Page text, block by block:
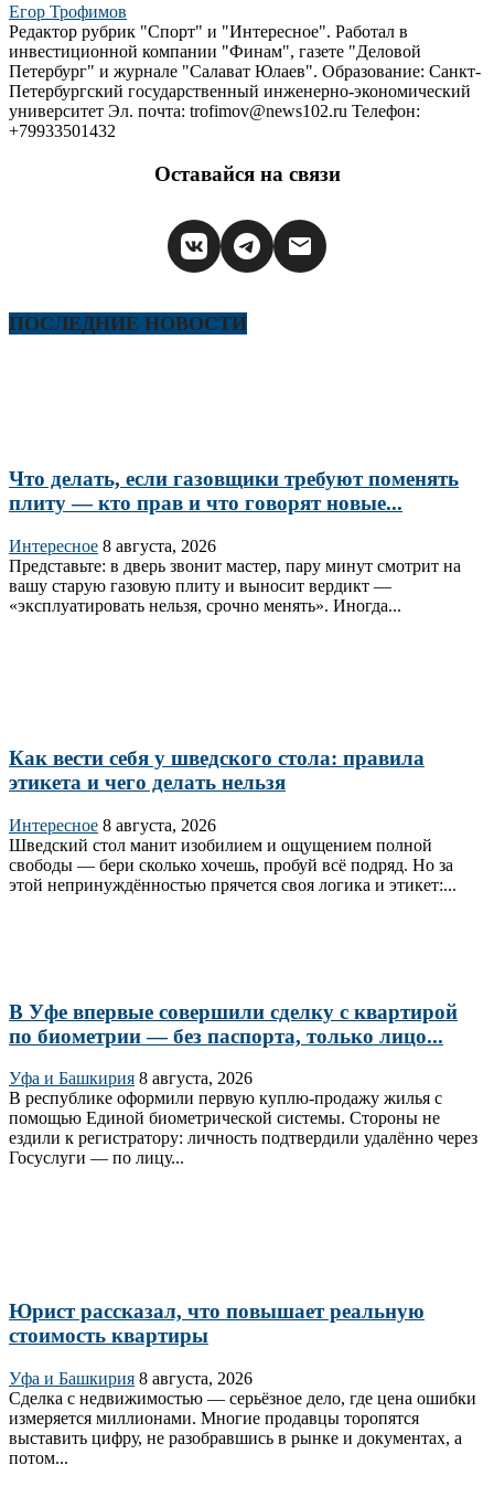
Егор Трофимов
Редактор рубрик "Спорт" и "Интересное". Работал в
инвестиционной компании "Финам", газете "Деловой
Петербург" и журнале "Салават Юлаев". Образование: Санкт-
Петербургский государственный инженерно-экономический
университет Эл. почта: trofimov@news102.ru Телефон:
+79933501432
Оставайся на связи
ПОСЛЕДНИЕ НОВОСТИ
Что делать, если газовщики требуют поменять
плиту — кто прав и что говорят новые...
Интересное 8 августа, 2026
Представьте: в дверь звонит мастер, пару минут смотрит на
вашу старую газовую плиту и выносит вердикт —
«эксплуатировать нельзя, срочно менять». Иногда...
Как вести себя у шведского стола: правила
этикета и чего делать нельзя
Интересное 8 августа, 2026
Шведский стол манит изобилием и ощущением полной
свободы — бери сколько хочешь, пробуй всё подряд. Но за
этой непринуждённостью прячется своя логика и этикет:...
В Уфе впервые совершили сделку с квартирой
по биометрии — без паспорта, только лицо...
Уфа и Башкирия 8 августа, 2026
В республике оформили первую куплю‑продажу жилья с
помощью Единой биометрической системы. Стороны не
ездили к регистратору: личность подтвердили удалённо через
Госуслуги — по лицу...
Юрист рассказал, что повышает реальную
стоимость квартиры
Уфа и Башкирия 8 августа, 2026
Сделка с недвижимостью — серьёзное дело, где цена ошибки
измеряется миллионами. Многие продавцы торопятся
выставить цифру, не разобравшись в рынке и документах, а
потом...